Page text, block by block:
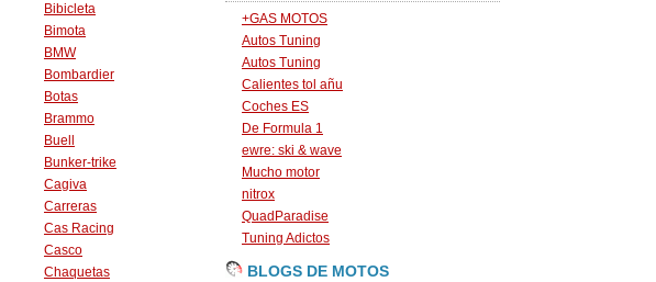
Bibicleta
Bimota
BMW
Bombardier
Botas
Brammo
Buell
Bunker-trike
Cagiva
Carreras
Cas Racing
Casco
Chaquetas
+GAS MOTOS
Autos Tuning
Autos Tuning
Calientes tol añu
Coches ES
De Formula 1
ewre: ski & wave
Mucho motor
nitrox
QuadParadise
Tuning Adictos
BLOGS DE MOTOS